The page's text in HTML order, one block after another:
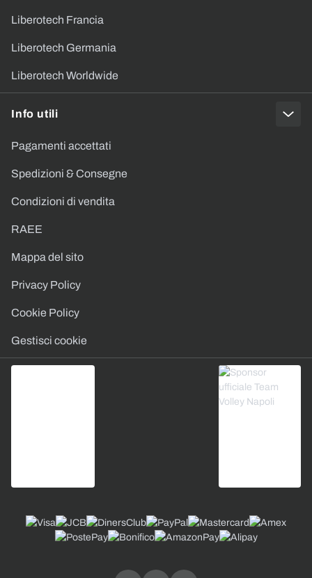
Liberotech Francia
Liberotech Germania
Liberotech Worldwide
Info utili
Pagamenti accettati
Spedizioni & Consegne
Condizioni di vendita
RAEE
Mappa del sito
Privacy Policy
Cookie Policy
Gestisci cookie